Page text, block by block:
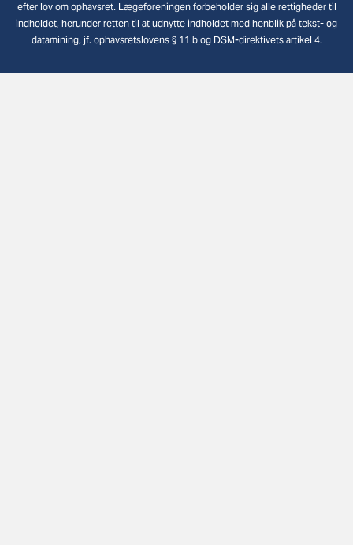
efter lov om ophavsret. Lægeforeningen forbeholder sig alle rettigheder til
indholdet, herunder retten til at udnytte indholdet med henblik på tekst- og
datamining, jf. ophavsretslovens § 11 b og DSM-direktivets artikel 4.